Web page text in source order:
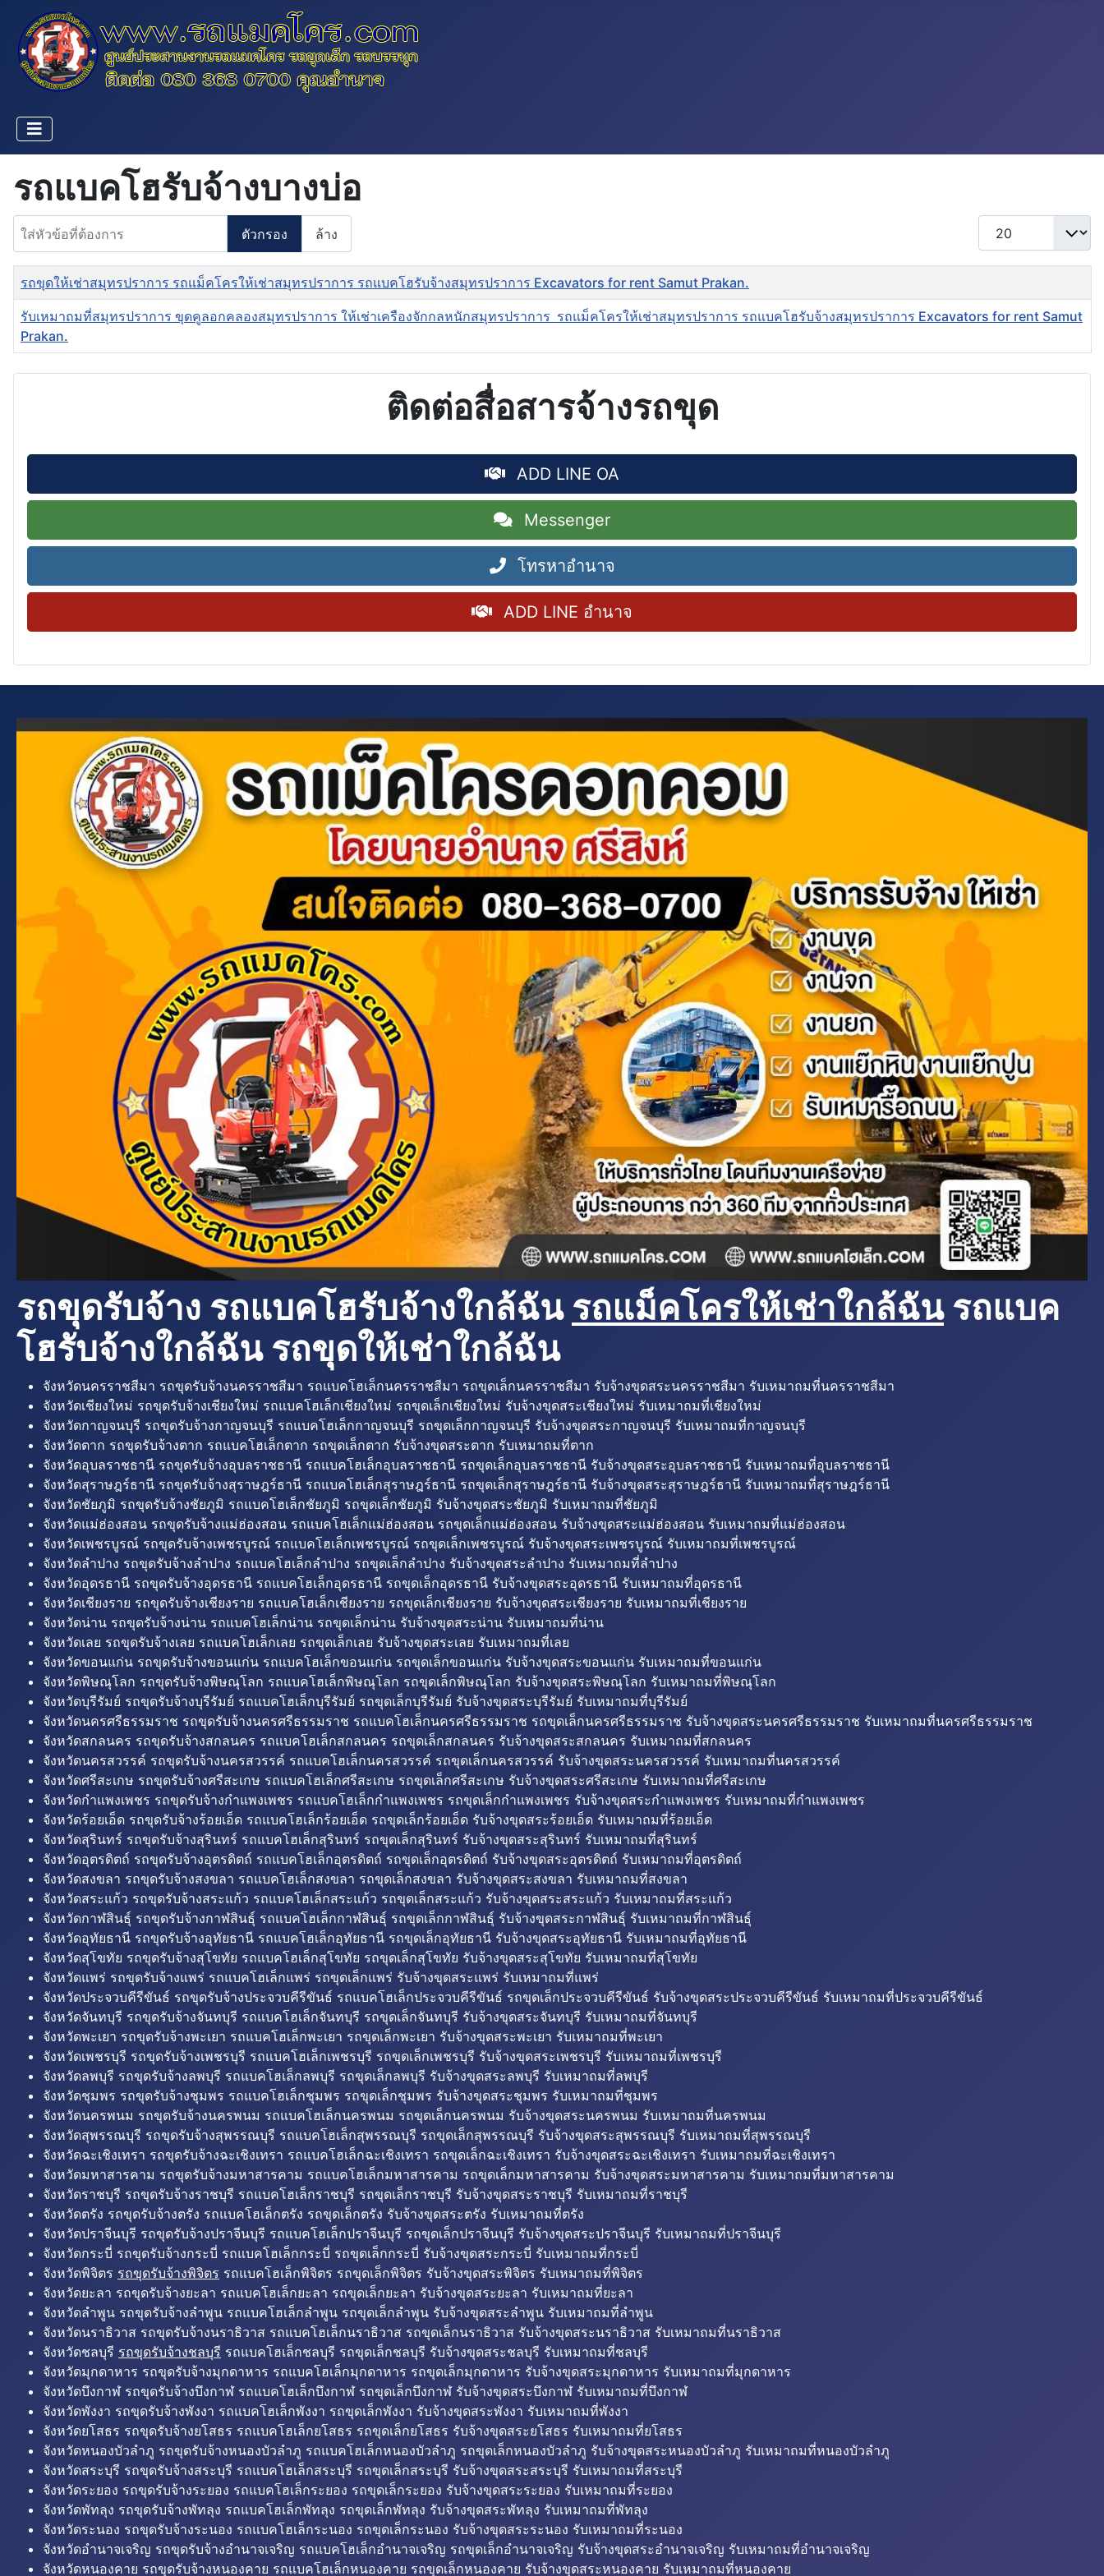
รถแบคโฮรับจ้างบางบ่อ
ใส่หัวข้อที่ต้องการ
ตัวกรอง ล้าง
แสดง #
ชื่อ
รถขุดให้เช่าสมุทรปราการ รถแม็คโครให้เช่าสมุทรปราการ รถแบคโฮรับจ้างสมุทรปราการ Excavators for rent Samut Prakan.
รับเหมาถมที่สมุทรปราการ ขุดคูลอกคลองสมุทรปราการ ให้เช่าเครืองจักกลหนักสมุทรปราการ รถแม็คโครให้เช่าสมุทรปราการ รถแบคโฮรับจ้างสมุทรปราการ Excavators for rent Samut
Prakan.
ติดต่อสื่อสารจ้างรถขุด
ADD LINE OA
Messenger
โทรหาอำนาจ
ADD LINE อำนาจ
รถขุดรับจ้าง รถแบคโฮรับจ้างใกล้ฉัน รถแม็คโครให้เช่าใกล้ฉันรถแบค
โฮรับจ้างใกล้ฉัน รถขุดให้เช่าใกล้ฉัน
จังหวัดนครราชสีมา รถขุดรับจ้างนครราชสีมา รถแบคโฮเล็กนครราชสีมา รถขุดเล็กนครราชสีมา รับจ้างขุดสระนครราชสีมา รับเหมาถมที่นครราชสีมา
จังหวัดเชียงใหม่ รถขุดรับจ้างเชียงใหม่ รถแบคโฮเล็กเชียงใหม่ รถขุดเล็กเชียงใหม่ รับจ้างขุดสระเชียงใหม่ รับเหมาถมที่เชียงใหม่
จังหวัดกาญจนบุรี รถขุดรับจ้างกาญจนบุรี รถแบคโฮเล็กกาญจนบุรี รถขุดเล็กกาญจนบุรี รับจ้างขุดสระกาญจนบุรี รับเหมาถมที่กาญจนบุรี
จังหวัดตาก รถขุดรับจ้างตาก รถแบคโฮเล็กตาก รถขุดเล็กตาก รับจ้างขุดสระตาก รับเหมาถมที่ตาก
จังหวัดอุบลราชธานี รถขุดรับจ้างอุบลราชธานี รถแบคโฮเล็กอุบลราชธานี รถขุดเล็กอุบลราชธานี รับจ้างขุดสระอุบลราชธานี รับเหมาถมที่อุบลราชธานี
จังหวัดสุราษฎร์ธานี รถขุดรับจ้างสุราษฎร์ธานี รถแบคโฮเล็กสุราษฎร์ธานี รถขุดเล็กสุราษฎร์ธานี รับจ้างขุดสระสุราษฎร์ธานี รับเหมาถมที่สุราษฎร์ธานี
จังหวัดชัยภูมิ รถขุดรับจ้างชัยภูมิ รถแบคโฮเล็กชัยภูมิ รถขุดเล็กชัยภูมิ รับจ้างขุดสระชัยภูมิ รับเหมาถมที่ชัยภูมิ
จังหวัดแม่ฮ่องสอน รถขุดรับจ้างแม่ฮ่องสอน รถแบคโฮเล็กแม่ฮ่องสอน รถขุดเล็กแม่ฮ่องสอน รับจ้างขุดสระแม่ฮ่องสอน รับเหมาถมที่แม่ฮ่องสอน
จังหวัดเพชรบูรณ์ รถขุดรับจ้างเพชรบูรณ์ รถแบคโฮเล็กเพชรบูรณ์ รถขุดเล็กเพชรบูรณ์ รับจ้างขุดสระเพชรบูรณ์ รับเหมาถมที่เพชรบูรณ์
จังหวัดลำปาง รถขุดรับจ้างลำปาง รถแบคโฮเล็กลำปาง รถขุดเล็กลำปาง รับจ้างขุดสระลำปาง รับเหมาถมที่ลำปาง
จังหวัดอุดรธานี รถขุดรับจ้างอุดรธานี รถแบคโฮเล็กอุดรธานี รถขุดเล็กอุดรธานี รับจ้างขุดสระอุดรธานี รับเหมาถมที่อุดรธานี
จังหวัดเชียงราย รถขุดรับจ้างเชียงราย รถแบคโฮเล็กเชียงราย รถขุดเล็กเชียงราย รับจ้างขุดสระเชียงราย รับเหมาถมที่เชียงราย
จังหวัดน่าน รถขุดรับจ้างน่าน รถแบคโฮเล็กน่าน รถขุดเล็กน่าน รับจ้างขุดสระน่าน รับเหมาถมที่น่าน
จังหวัดเลย รถขุดรับจ้างเลย รถแบคโฮเล็กเลย รถขุดเล็กเลย รับจ้างขุดสระเลย รับเหมาถมที่เลย
จังหวัดขอนแก่น รถขุดรับจ้างขอนแก่น รถแบคโฮเล็กขอนแก่น รถขุดเล็กขอนแก่น รับจ้างขุดสระขอนแก่น รับเหมาถมที่ขอนแก่น
จังหวัดพิษณุโลก รถขุดรับจ้างพิษณุโลก รถแบคโฮเล็กพิษณุโลก รถขุดเล็กพิษณุโลก รับจ้างขุดสระพิษณุโลก รับเหมาถมที่พิษณุโลก
จังหวัดบุรีรัมย์ รถขุดรับจ้างบุรีรัมย์ รถแบคโฮเล็กบุรีรัมย์ รถขุดเล็กบุรีรัมย์ รับจ้างขุดสระบุรีรัมย์ รับเหมาถมที่บุรีรัมย์
จังหวัดนครศรีธรรมราช รถขุดรับจ้างนครศรีธรรมราช รถแบคโฮเล็กนครศรีธรรมราช รถขุดเล็กนครศรีธรรมราช รับจ้างขุดสระนครศรีธรรมราช รับเหมาถมที่นครศรีธรรมราช
จังหวัดสกลนคร รถขุดรับจ้างสกลนคร รถแบคโฮเล็กสกลนคร รถขุดเล็กสกลนคร รับจ้างขุดสระสกลนคร รับเหมาถมที่สกลนคร
จังหวัดนครสวรรค์ รถขุดรับจ้างนครสวรรค์ รถแบคโฮเล็กนครสวรรค์ รถขุดเล็กนครสวรรค์ รับจ้างขุดสระนครสวรรค์ รับเหมาถมที่นครสวรรค์
จังหวัดศรีสะเกษ รถขุดรับจ้างศรีสะเกษ รถแบคโฮเล็กศรีสะเกษ รถขุดเล็กศรีสะเกษ รับจ้างขุดสระศรีสะเกษ รับเหมาถมที่ศรีสะเกษ
จังหวัดกำแพงเพชร รถขุดรับจ้างกำแพงเพชร รถแบคโฮเล็กกำแพงเพชร รถขุดเล็กกำแพงเพชร รับจ้างขุดสระกำแพงเพชร รับเหมาถมที่กำแพงเพชร
จังหวัดร้อยเอ็ด รถขุดรับจ้างร้อยเอ็ด รถแบคโฮเล็กร้อยเอ็ด รถขุดเล็กร้อยเอ็ด รับจ้างขุดสระร้อยเอ็ด รับเหมาถมที่ร้อยเอ็ด
จังหวัดสุรินทร์ รถขุดรับจ้างสุรินทร์ รถแบคโฮเล็กสุรินทร์ รถขุดเล็กสุรินทร์ รับจ้างขุดสระสุรินทร์ รับเหมาถมที่สุรินทร์
จังหวัดอุตรดิตถ์ รถขุดรับจ้างอุตรดิตถ์ รถแบคโฮเล็กอุตรดิตถ์ รถขุดเล็กอุตรดิตถ์ รับจ้างขุดสระอุตรดิตถ์ รับเหมาถมที่อุตรดิตถ์
จังหวัดสงขลา รถขุดรับจ้างสงขลา รถแบคโฮเล็กสงขลา รถขุดเล็กสงขลา รับจ้างขุดสระสงขลา รับเหมาถมที่สงขลา
จังหวัดสระแก้ว รถขุดรับจ้างสระแก้ว รถแบคโฮเล็กสระแก้ว รถขุดเล็กสระแก้ว รับจ้างขุดสระสระแก้ว รับเหมาถมที่สระแก้ว
จังหวัดกาฬสินธุ์ รถขุดรับจ้างกาฬสินธุ์ รถแบคโฮเล็กกาฬสินธุ์ รถขุดเล็กกาฬสินธุ์ รับจ้างขุดสระกาฬสินธุ์ รับเหมาถมที่กาฬสินธุ์
จังหวัดอุทัยธานี รถขุดรับจ้างอุทัยธานี รถแบคโฮเล็กอุทัยธานี รถขุดเล็กอุทัยธานี รับจ้างขุดสระอุทัยธานี รับเหมาถมที่อุทัยธานี
จังหวัดสุโขทัย รถขุดรับจ้างสุโขทัย รถแบคโฮเล็กสุโขทัย รถขุดเล็กสุโขทัย รับจ้างขุดสระสุโขทัย รับเหมาถมที่สุโขทัย
จังหวัดแพร่ รถขุดรับจ้างแพร่ รถแบคโฮเล็กแพร่ รถขุดเล็กแพร่ รับจ้างขุดสระแพร่ รับเหมาถมที่แพร่
จังหวัดประจวบคีรีขันธ์ รถขุดรับจ้างประจวบคีรีขันธ์ รถแบคโฮเล็กประจวบคีรีขันธ์ รถขุดเล็กประจวบคีรีขันธ์ รับจ้างขุดสระประจวบคีรีขันธ์ รับเหมาถมที่ประจวบคีรีขันธ์
จังหวัดจันทบุรี รถขุดรับจ้างจันทบุรี รถแบคโฮเล็กจันทบุรี รถขุดเล็กจันทบุรี รับจ้างขุดสระจันทบุรี รับเหมาถมที่จันทบุรี
จังหวัดพะเยา รถขุดรับจ้างพะเยา รถแบคโฮเล็กพะเยา รถขุดเล็กพะเยา รับจ้างขุดสระพะเยา รับเหมาถมที่พะเยา
จังหวัดเพชรบุรี รถขุดรับจ้างเพชรบุรี รถแบคโฮเล็กเพชรบุรี รถขุดเล็กเพชรบุรี รับจ้างขุดสระเพชรบุรี รับเหมาถมที่เพชรบุรี
จังหวัดลพบุรี รถขุดรับจ้างลพบุรี รถแบคโฮเล็กลพบุรี รถขุดเล็กลพบุรี รับจ้างขุดสระลพบุรี รับเหมาถมที่ลพบุรี
จังหวัดชุมพร รถขุดรับจ้างชุมพร รถแบคโฮเล็กชุมพร รถขุดเล็กชุมพร รับจ้างขุดสระชุมพร รับเหมาถมที่ชุมพร
จังหวัดนครพนม รถขุดรับจ้างนครพนม รถแบคโฮเล็กนครพนม รถขุดเล็กนครพนม รับจ้างขุดสระนครพนม รับเหมาถมที่นครพนม
จังหวัดสุพรรณบุรี รถขุดรับจ้างสุพรรณบุรี รถแบคโฮเล็กสุพรรณบุรี รถขุดเล็กสุพรรณบุรี รับจ้างขุดสระสุพรรณบุรี รับเหมาถมที่สุพรรณบุรี
จังหวัดฉะเชิงเทรา รถขุดรับจ้างฉะเชิงเทรา รถแบคโฮเล็กฉะเชิงเทรา รถขุดเล็กฉะเชิงเทรา รับจ้างขุดสระฉะเชิงเทรา รับเหมาถมที่ฉะเชิงเทรา
จังหวัดมหาสารคาม รถขุดรับจ้างมหาสารคาม รถแบคโฮเล็กมหาสารคาม รถขุดเล็กมหาสารคาม รับจ้างขุดสระมหาสารคาม รับเหมาถมที่มหาสารคาม
จังหวัดราชบุรี รถขุดรับจ้างราชบุรี รถแบคโฮเล็กราชบุรี รถขุดเล็กราชบุรี รับจ้างขุดสระราชบุรี รับเหมาถมที่ราชบุรี
จังหวัดตรัง รถขุดรับจ้างตรัง รถแบคโฮเล็กตรัง รถขุดเล็กตรัง รับจ้างขุดสระตรัง รับเหมาถมที่ตรัง
จังหวัดปราจีนบุรี รถขุดรับจ้างปราจีนบุรี รถแบคโฮเล็กปราจีนบุรี รถขุดเล็กปราจีนบุรี รับจ้างขุดสระปราจีนบุรี รับเหมาถมที่ปราจีนบุรี
จังหวัดกระบี่ รถขุดรับจ้างกระบี่ รถแบคโฮเล็กกระบี่ รถขุดเล็กกระบี่ รับจ้างขุดสระกระบี่ รับเหมาถมที่กระบี่
จังหวัดพิจิตร รถขุดรับจ้างพิจิตร รถแบคโฮเล็กพิจิตร รถขุดเล็กพิจิตร รับจ้างขุดสระพิจิตร รับเหมาถมที่พิจิตร
จังหวัดยะลา รถขุดรับจ้างยะลา รถแบคโฮเล็กยะลา รถขุดเล็กยะลา รับจ้างขุดสระยะลา รับเหมาถมที่ยะลา
จังหวัดลำพูน รถขุดรับจ้างลำพูน รถแบคโฮเล็กลำพูน รถขุดเล็กลำพูน รับจ้างขุดสระลำพูน รับเหมาถมที่ลำพูน
จังหวัดนราธิวาส รถขุดรับจ้างนราธิวาส รถแบคโฮเล็กนราธิวาส รถขุดเล็กนราธิวาส รับจ้างขุดสระนราธิวาส รับเหมาถมที่นราธิวาส
จังหวัดชลบุรี รถขุดรับจ้างชลบุรี รถแบคโฮเล็กชลบุรี รถขุดเล็กชลบุรี รับจ้างขุดสระชลบุรี รับเหมาถมที่ชลบุรี
จังหวัดมุกดาหาร รถขุดรับจ้างมุกดาหาร รถแบคโฮเล็กมุกดาหาร รถขุดเล็กมุกดาหาร รับจ้างขุดสระมุกดาหาร รับเหมาถมที่มุกดาหาร
จังหวัดบึงกาฬ รถขุดรับจ้างบึงกาฬ รถแบคโฮเล็กบึงกาฬ รถขุดเล็กบึงกาฬ รับจ้างขุดสระบึงกาฬ รับเหมาถมที่บึงกาฬ
จังหวัดพังงา รถขุดรับจ้างพังงา รถแบคโฮเล็กพังงา รถขุดเล็กพังงา รับจ้างขุดสระพังงา รับเหมาถมที่พังงา
จังหวัดยโสธร รถขุดรับจ้างยโสธร รถแบคโฮเล็กยโสธร รถขุดเล็กยโสธร รับจ้างขุดสระยโสธร รับเหมาถมที่ยโสธร
จังหวัดหนองบัวลำภู รถขุดรับจ้างหนองบัวลำภู รถแบคโฮเล็กหนองบัวลำภู รถขุดเล็กหนองบัวลำภู รับจ้างขุดสระหนองบัวลำภู รับเหมาถมที่หนองบัวลำภู
จังหวัดสระบุรี รถขุดรับจ้างสระบุรี รถแบคโฮเล็กสระบุรี รถขุดเล็กสระบุรี รับจ้างขุดสระสระบุรี รับเหมาถมที่สระบุรี
จังหวัดระยอง รถขุดรับจ้างระยอง รถแบคโฮเล็กระยอง รถขุดเล็กระยอง รับจ้างขุดสระระยอง รับเหมาถมที่ระยอง
จังหวัดพัทลุง รถขุดรับจ้างพัทลุง รถแบคโฮเล็กพัทลุง รถขุดเล็กพัทลุง รับจ้างขุดสระพัทลุง รับเหมาถมที่พัทลุง
จังหวัดระนอง รถขุดรับจ้างระนอง รถแบคโฮเล็กระนอง รถขุดเล็กระนอง รับจ้างขุดสระระนอง รับเหมาถมที่ระนอง
จังหวัดอำนาจเจริญ รถขุดรับจ้างอำนาจเจริญ รถแบคโฮเล็กอำนาจเจริญ รถขุดเล็กอำนาจเจริญ รับจ้างขุดสระอำนาจเจริญ รับเหมาถมที่อำนาจเจริญ
จังหวัดหนองคาย รถขุดรับจ้างหนองคาย รถแบคโฮเล็กหนองคาย รถขุดเล็กหนองคาย รับจ้างขุดสระหนองคาย รับเหมาถมที่หนองคาย